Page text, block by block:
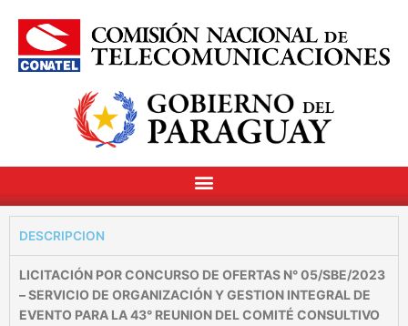
DESCRIPCION
LICITACIÓN POR CONCURSO DE OFERTAS N° 05/SBE/2023
– SERVICIO DE ORGANIZACIÓN Y GESTION INTEGRAL DE
EVENTO PARA LA 43° REUNION DEL COMITÉ CONSULTIVO